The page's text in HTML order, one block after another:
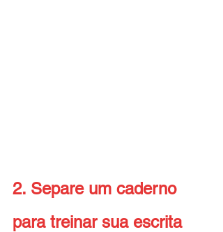
2. Separe um caderno
para treinar sua escrita